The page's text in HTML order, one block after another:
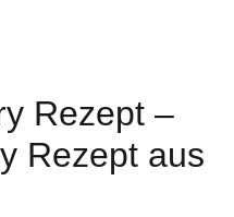
Rezept –
Rezept aus